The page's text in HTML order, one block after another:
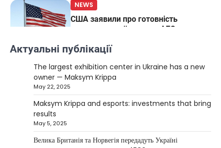
NEWS
США заявили про готовність
керувати українськими АЕС
Верещагин Ігор
Міністр енергетики США Кріс Райт заявив, що
Сполучені Штати “без проблем” візьмуть на себе
управління…
NEWS
The largest exhibition center in Ukraine
Kolomysheva Anastasiya
May 22,
2025
Актуальні публікації
The largest exhibition center in Ukraine has a new
owner — Maksym Krippa
May 22, 2025
Maksym Krippa and esports: investments that bring
results
May 5, 2025
Велика Британія та Норвегія передадуть Україні